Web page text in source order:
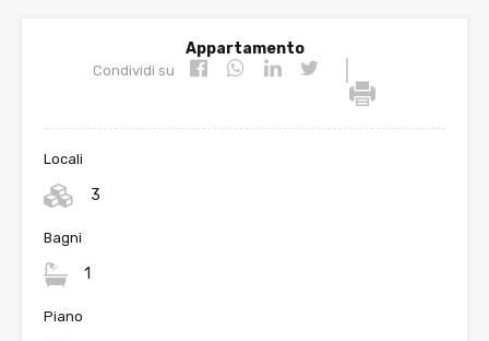
Appartamento
Condividi su
Locali
3
Bagni
1
Piano